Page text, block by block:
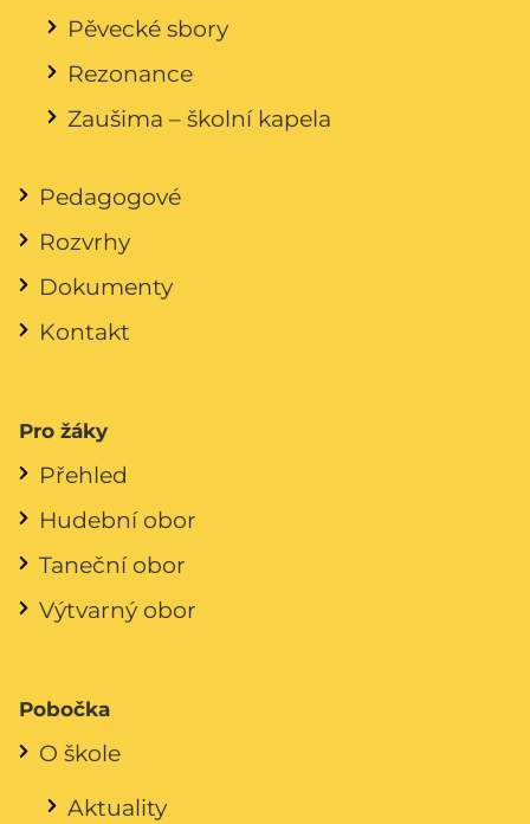
Pěvecké sbory
Rezonance
Zaušima – školní kapela
Pedagogové
Rozvrhy
Dokumenty
Kontakt
Pro žáky
Přehled
Hudební obor
Taneční obor
Výtvarný obor
Pobočka
O škole
Aktuality